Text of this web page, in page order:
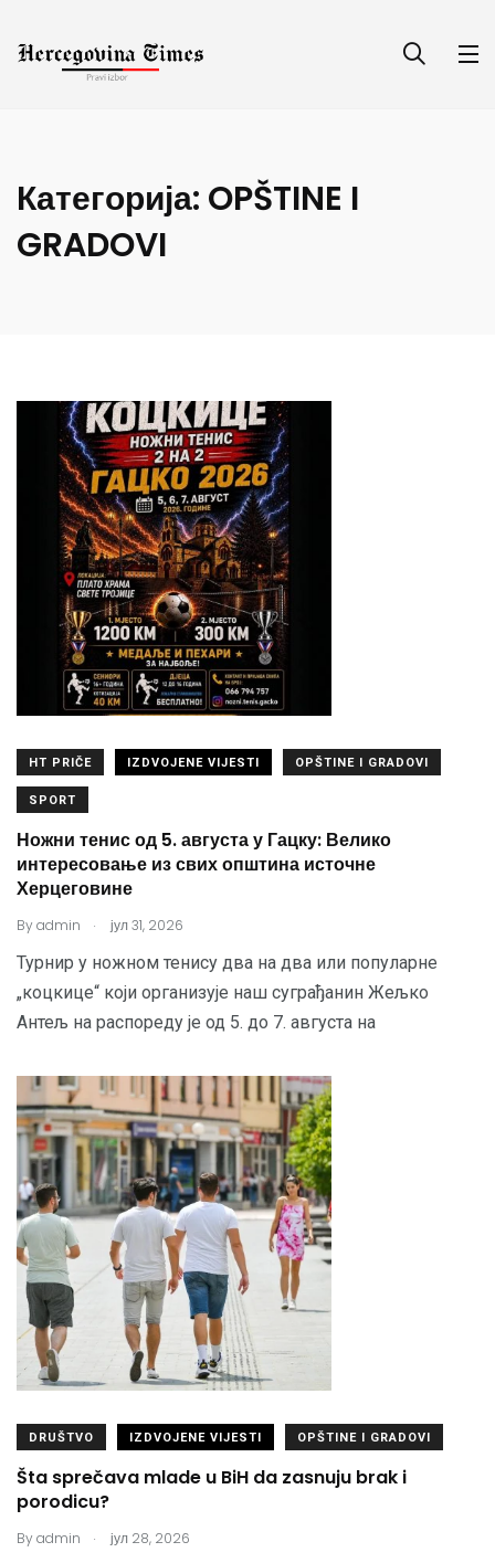
Категорија: OPŠTINE I
GRADOVI
HT PRIČE IZDVOJENE VIJESTI OPŠTINE I GRADOVI
SPORT
Ножни тенис од 5. августа у Гацку: Велико
интересовање из свих општина источне
Херцеговине
Byadmin . јул 31, 2026
Турнир у ножном тенису два на два или популарне
„коцкице“ који организује наш суграђанин Жељко
Антељ на распореду је од 5. до 7. августа на
DRUŠTVO IZDVOJENE VIJESTI OPŠTINE I GRADOVI
Šta sprečava mlade u BiH da zasnuju brak i
porodicu?
Byadmin . јул 28, 2026